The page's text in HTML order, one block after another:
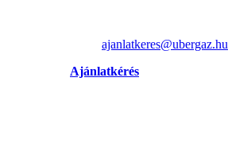
ajanlatkeres@ubergaz.hu
Ajánlatkérés